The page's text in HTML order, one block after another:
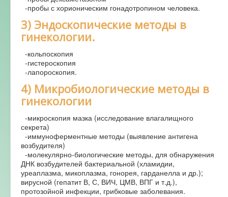
-пробы с хорионическим гонадотропином человека.
3) Эндоскопические методы в
гинекологии.
-кольпоскопия
-гистероскопия
-лапороскопия.
4) Микробиологические методы в
гинекологии
-микроскопия мазка (исследование влагалищного
секрета)
-иммуноферментные методы (выявление антигена
возбудителя)
-молекулярно-биологические методы, для обнаружения
ДНК возбудителей бактериальной (хламидии,
уреаплазма, микоплазма, гонорея, гарданелла и др.);
вирусной (гепатит В, С, ВИЧ, ЦМВ, ВПГ и т.д.),
протозойной инфекции, грибковые заболевания.